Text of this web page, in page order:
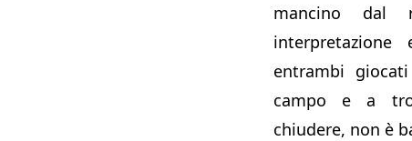
mancino dal
entrambi
campo e a
chiudere, non è